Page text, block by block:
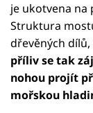
je ukotvena na
Struktura
dřevěných
příliv se tak
nohou projít
mořskou